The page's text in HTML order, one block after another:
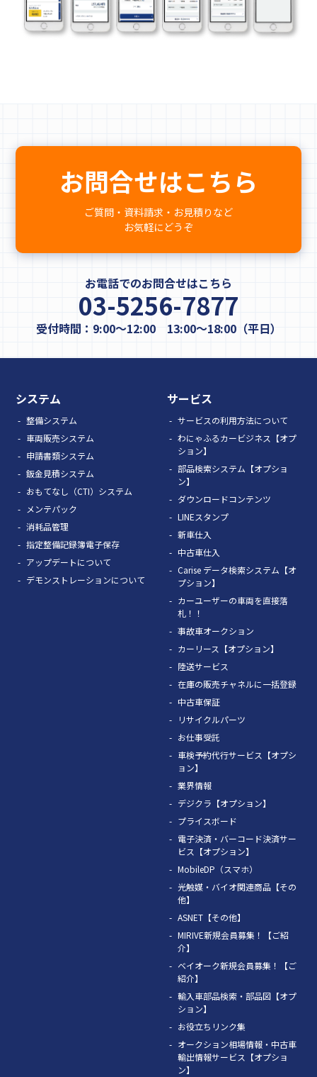
お問合せはこちら
ご質問・資料請求・お見積りなど
お気軽にどうぞ
お電話でのお問合せはこちら
03-5256-7877
受付時間：9:00～12:00 13:00～18:00（平日）
システム
整備システム
車両販売システム
申請書類システム
鈑金見積システム
おもてなし（CTI）システム
メンテパック
消耗品管理
指定整備記録簿電子保存
アップデートについて
デモンストレーションについて
サービス
サービスの利用方法について
わにゃふるカービジネス【オプ
ション】
部品検索システム【オプショ
ン】
ダウンロードコンテンツ
LINEスタンプ
新車仕入
中古車仕入
Carise データ検索システム【オ
プション】
カーユーザーの車両を直接落
札！！
事故車オークション
カーリース【オプション】
陸送サービス
在庫の販売チャネルに一括登録
中古車保証
リサイクルパーツ
お仕事受託
車検予約代行サービス【オプシ
ョン】
業界情報
デジクラ【オプション】
プライスボード
電子決済・バーコード決済サー
ビス【オプション】
MobileDP（スマホ）
光触媒・バイオ関連商品【その
他】
ASNET【その他】
MIRIVE新規会員募集！【ご紹
介】
ベイオーク新規会員募集！【ご
紹介】
輸入車部品検索・部品図【オプ
ション】
お役立ちリンク集
オークション相場情報・中古車
輸出情報サービス【オプショ
ン】